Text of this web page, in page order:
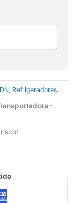
Refrigeradores
-